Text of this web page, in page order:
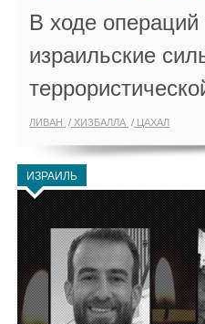
В ходе
израильские
ЛИВАН ХИЗБАЛЛА ЦАХАЛ
ИЗРАИЛЬ